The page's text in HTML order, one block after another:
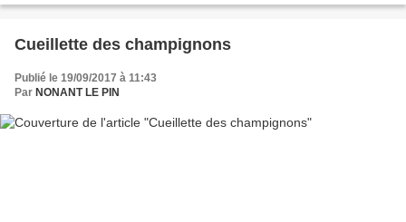
Cueillette des champignons
Publié le 19/09/2017 à 11:43
Par NONANT LE PIN